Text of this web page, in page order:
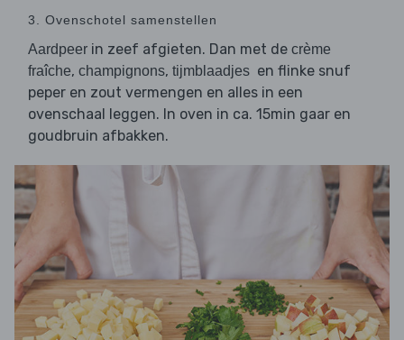
3. Ovenschotel samenstellen
Aardpeer in zeef afgieten. Dan met de crème
fraîche, champignons, tijmblaadjes en flinke snuf
peper en zout vermengen en alles in een
ovenschaal leggen. In oven in ca. 15min gaar en
goudbruin afbakken.